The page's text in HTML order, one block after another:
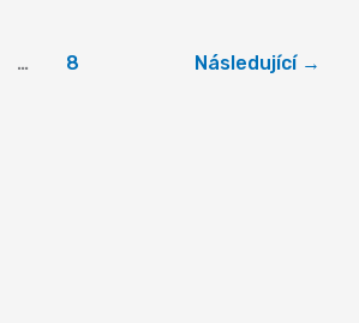
… 8 Následující →